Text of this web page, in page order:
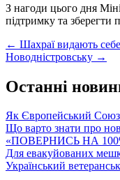
З нагоди цього дня
підтримку та зберегти
Post
navigation
← Шахраї видають себе
Новодністровську →
Останні
Як Європейський Союз
Що варто знати про
«ПОВЕРНИСЬ НА 100%»:
Для евакуйованих
Український